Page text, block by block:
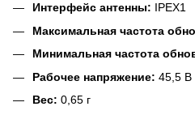
Интерфейс антенны: IPEX1
Максимальная частота
Минимальная частота
Рабочее напряжение: 45,5 В
Вес: 0,65 г